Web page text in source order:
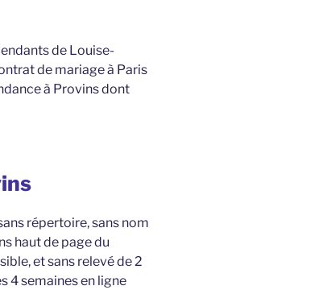
de Louise-
de mariage à Paris
à Provins dont
répertoire, sans nom
haut de page du
et sans relevé de 2
4 semaines en ligne